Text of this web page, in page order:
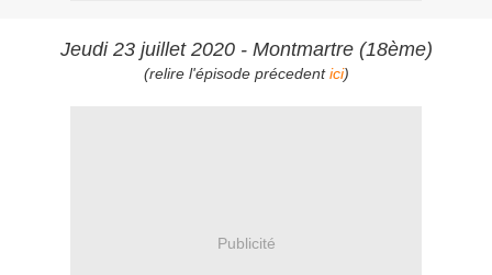
Jeudi 23 juillet 2020 - Montmartre (18ème)
(relire l'épisode précedentici)
Publicité